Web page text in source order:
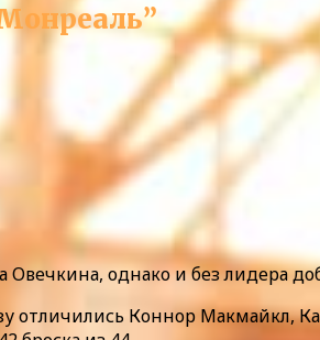
однако и без лидера
Коннор Макмайкл,